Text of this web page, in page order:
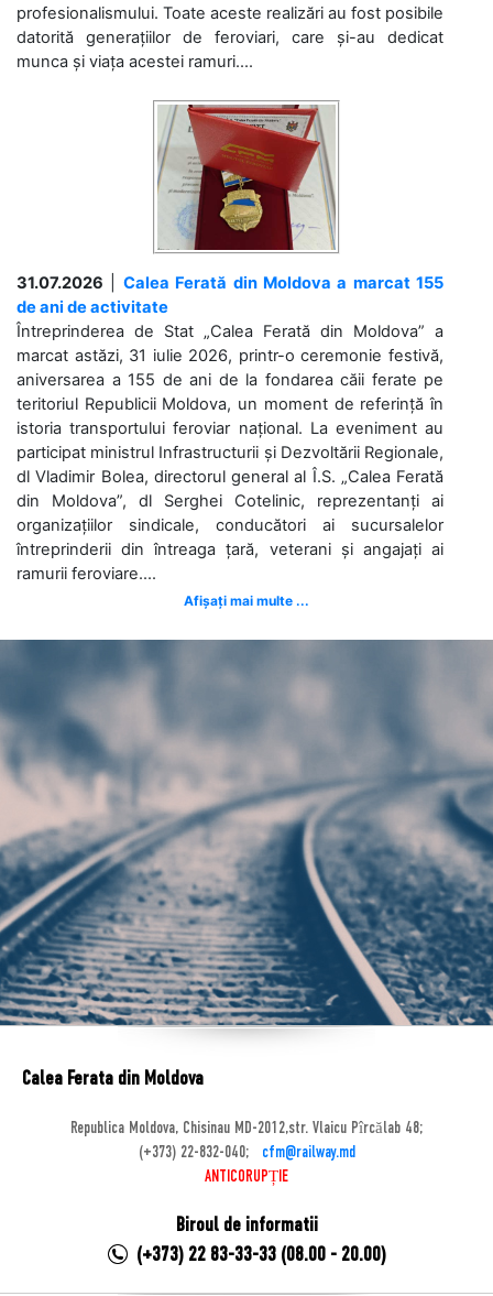
profesionalismului. Toate aceste realizări au fost posibile
datorită generațiilor de feroviari, care și-au dedicat
munca și viața acestei ramuri....
31.07.2026
Calea Ferată din Moldova a marcat 155
de ani de activitate
Întreprinderea de Stat „Calea Ferată din Moldova” a
marcat astăzi, 31 iulie 2026, printr-o ceremonie festivă,
aniversarea a 155 de ani de la fondarea căii ferate pe
teritoriul Republicii Moldova, un moment de referință în
istoria transportului feroviar național. La eveniment au
participat ministrul Infrastructurii și Dezvoltării Regionale,
dl Vladimir Bolea, directorul general al Î.S. „Calea Ferată
din Moldova”, dl Serghei Cotelinic, reprezentanți ai
organizațiilor sindicale, conducători ai sucursalelor
întreprinderii din întreaga țară, veterani și angajați ai
ramurii feroviare....
Afișați mai multe ...
Calea Ferata din Moldova
Republica Moldova, Chisinau MD-2012,str. Vlaicu Pîrcălab 48;
(+373) 22-832-040;
cfm@railway.md
ANTICORUPȚIE
Biroul de informatii
(+373) 22 83-33-33 (08.00 - 20.00)